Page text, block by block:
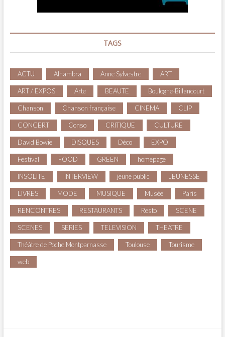
TAGS
ACTU Alhambra Anne Sylvestre ART
ART / EXPOS Arte BEAUTE Boulogne-Billancourt
Chanson Chanson française CINEMA CLIP
CONCERT Conso CRITIQUE CULTURE
David Bowie DISQUES Déco EXPO
Festival FOOD GREEN homepage
INSOLITE INTERVIEW jeune public JEUNESSE
LIVRES MODE MUSIQUE Musée Paris
RENCONTRES RESTAURANTS Resto SCENE
SCENES SERIES TELEVISION THEATRE
Théâtre de Poche Montparnasse Toulouse Tourisme
web